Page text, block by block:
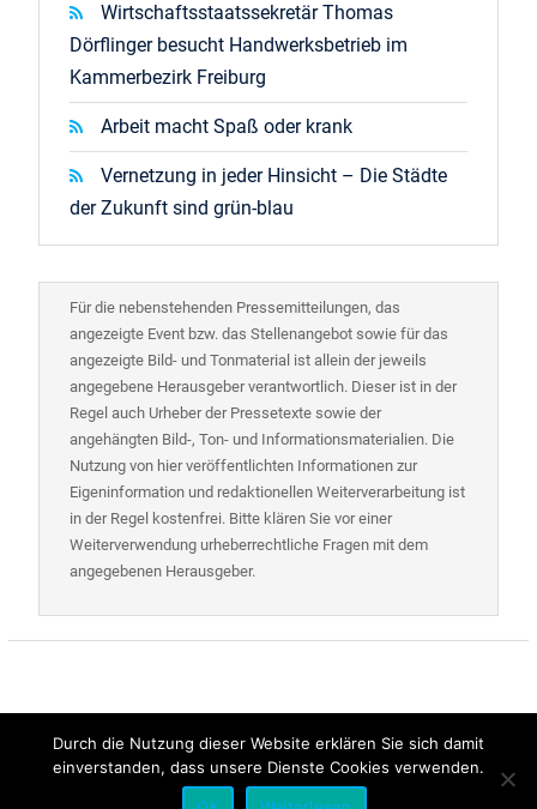
Wirtschaftsstaatssekretär Thomas
Dörflinger besucht Handwerksbetrieb im
Kammerbezirk Freiburg
Arbeit macht Spaß oder krank
Vernetzung in jeder Hinsicht – Die Städte
der Zukunft sind grün-blau
Für die nebenstehenden Pressemitteilungen, das
angezeigte Event bzw. das Stellenangebot sowie für das
angezeigte Bild- und Tonmaterial ist allein der jeweils
angegebene Herausgeber verantwortlich. Dieser ist in der
Regel auch Urheber der Pressetexte sowie der
angehängten Bild-, Ton- und Informationsmaterialien. Die
Nutzung von hier veröffentlichten Informationen zur
Eigeninformation und redaktionellen Weiterverarbeitung ist
in der Regel kostenfrei. Bitte klären Sie vor einer
Weiterverwendung urheberrechtliche Fragen mit dem
angegebenen Herausgeber.
Alle Rechte vorbehalten | Presse-Control
Durch die Nutzung dieser Website erklären Sie sich damit
einverstanden, dass unsere Dienste Cookies verwenden.